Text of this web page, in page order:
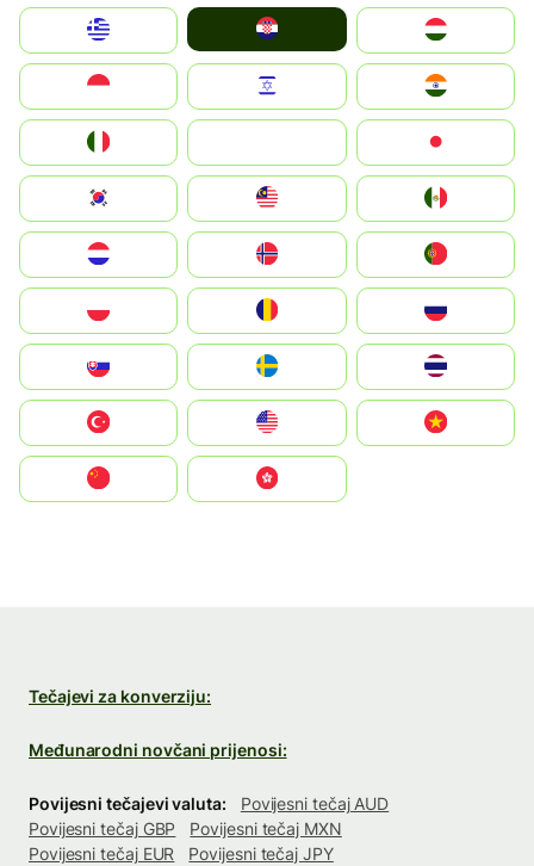
Magyarország
South Korea
United States
中國香港特別行政區
Tečajevi za konverziju:
Međunarodni novčani prijenosi:
Povijesni tečajevi valuta:
Povijesni tečaj AUD
Povijesni tečaj GBP
Povijesni tečaj MXN
Povijesni tečaj EUR
Povijesni tečaj JPY